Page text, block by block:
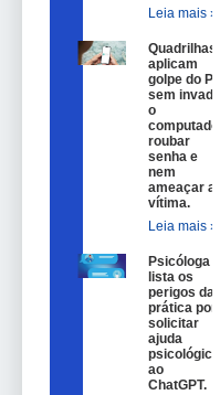
Leia mais »
Quadrilhas
aplicam
golpe do Pix
sem invadir
o
computador,
roubar
senha e
nem
ameaçar a
vítima.
Leia mais »
Psicóloga
lista os
perigos da
prática por
solicitar
ajuda
psicológica
ao
ChatGPT.